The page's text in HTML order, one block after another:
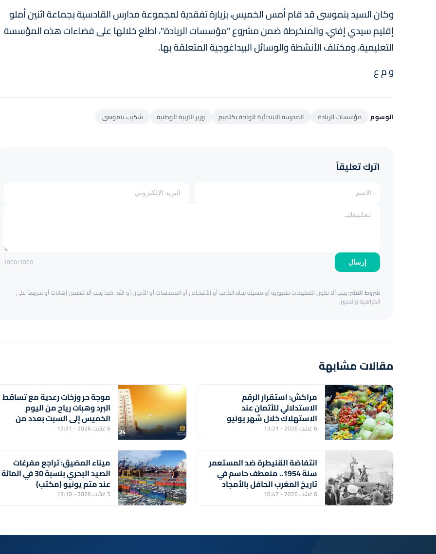
وكان السيد بنموسى قد قام أمس الخميس، بزيارة تفقدية لمجموعة مدارس القادسية بجماعة اثنين أملو
إقليم سيدي إفني، والمنخرطة ضمن مشروع "مؤسسات الريادة"، اطلع خلالها على فضاءات هذه المؤسسة
التعليمية، ومختلف الأنشطة والوسائل البيداغوجية المتعلقة بها.
و م ع
الوسوم مؤسسات الريادة المدرسة الابتدائية الواحة بكلميم وزير التربية الوطنية شكيب بنموسى
اترك تعليقاً
إرسال 1000/1000
شروط النشر:يجب ألا تكون التعليقات تشهيرية أو مسيئة تجاه الكاتب أو الأشخاص أو المقدسات أو الأديان أو الله. كما يجب ألا تتضمن إهانات أو تحريضاً على
الكراهية والتمييز.
مقالات مشابهة
مراكش: استقرار الرقم
الاستدلالي للأثمان عند
الاستهلاك خلال شهر يونيو
الماضي (مندوبية)
6 غشت 2026 - 13:21
موجة حر وزخات رعدية مع تساقط
البرد وهبات رياح من اليوم
الخميس إلى السبت بعدد من
مناطق المملكة (نشرة إنذارية)
6 غشت 2026 - 12:31
انتفاضة القنيطرة ضد المستعمر
سنة 1954.. منعطف حاسم في
تاريخ المغرب الحافل بالأمجاد
والملاحم والبطولات
6 غشت 2026 - 10:47
ميناء المضيق: تراجع مفرغات
الصيد البحري بنسبة 30 في المائة
عند متم يونيو (مكتب)
5 غشت 2026 - 13:10